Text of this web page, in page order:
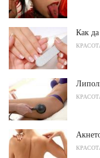
Как